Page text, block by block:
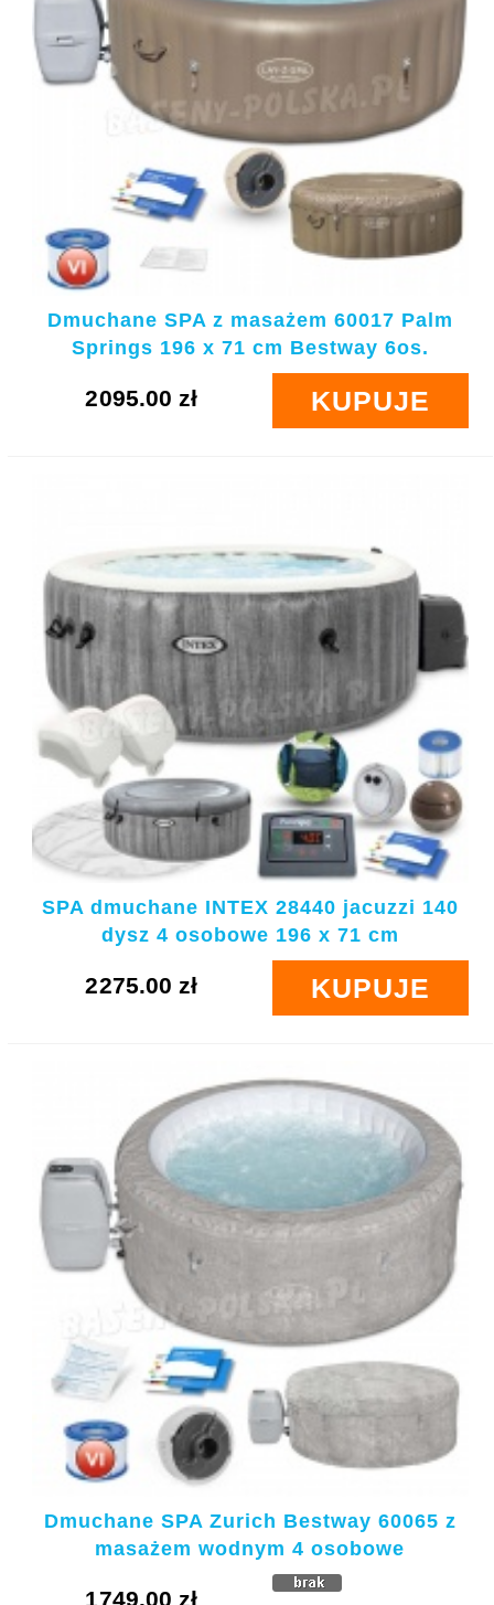
Dmuchane SPA z masażem 60017 Palm
Springs 196 x 71 cm Bestway 6os.
KUPUJE
2095.00 zł
SPA dmuchane INTEX 28440 jacuzzi 140
dysz 4 osobowe 196 x 71 cm
KUPUJE
2275.00 zł
Dmuchane SPA Zurich Bestway 60065 z
masażem wodnym 4 osobowe
1749.00 zł